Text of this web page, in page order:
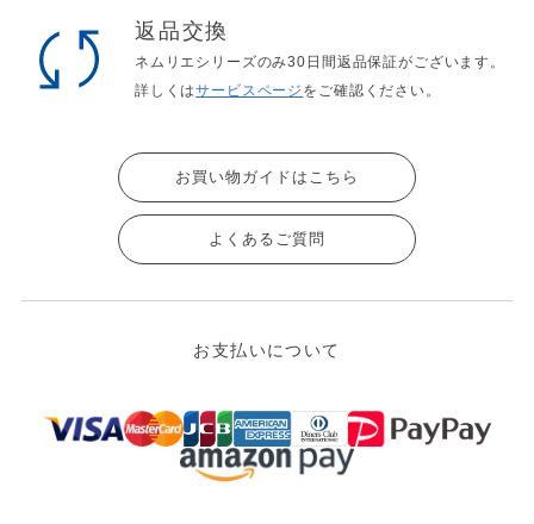
返品交換
ネムリエシリーズのみ30日間返品保証がございます。
詳しくはサービスページ をご確認ください。
お買い物ガイドはこちら
よくあるご質問
お支払いについて